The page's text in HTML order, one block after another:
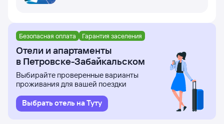
Безопасная оплата Гарантия заселения
Отели и апартаменты
в Петровске-Забайкальском
Выбирайте проверенные варианты
проживания для вашей поездки
Выбрать отель на Туту